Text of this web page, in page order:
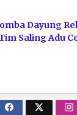
Dayung
Saling Adu